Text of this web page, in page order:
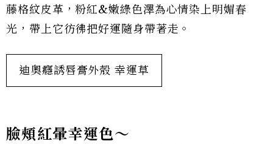
藤格紋皮革，粉紅&嫩綠色澤為心情染上明媚春
光，帶上它彷彿把好運隨身帶著走。
迪奧癮誘唇膏外殼 幸運草
臉頰紅暈幸運色～